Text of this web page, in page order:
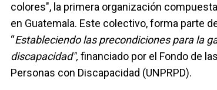
colores", la primera organización
en Guatemala. Este colectivo, forma parte
“Estableciendo las precondiciones para la
discapacidad", financiado por el Fondo de
Personas con Discapacidad (UNPRPD).